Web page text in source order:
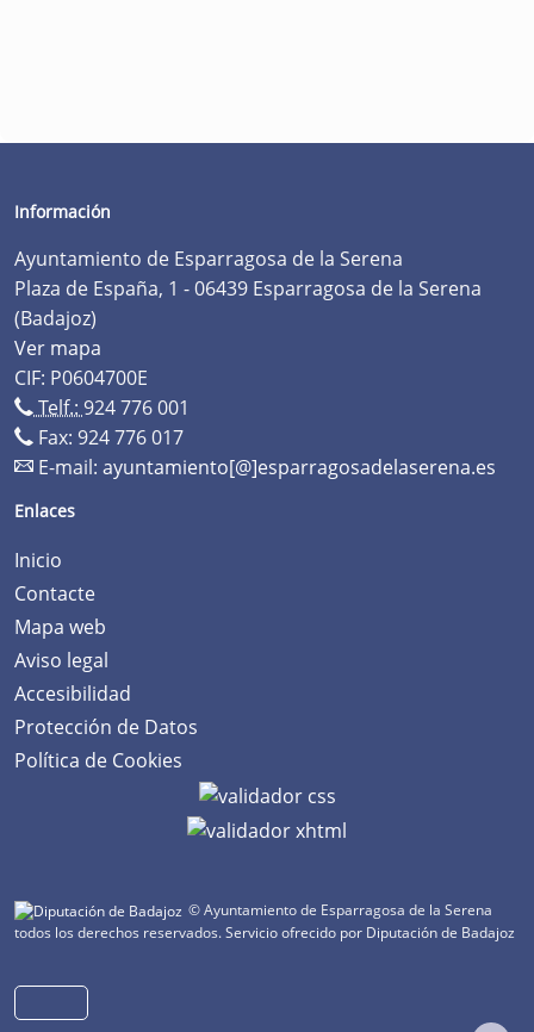
Información
Ayuntamiento de Esparragosa de la Serena
Plaza de España, 1 - 06439 Esparragosa de la Serena
(Badajoz)
Ver mapa
CIF: P0604700E
Telf.: 924 776 001
Fax: 924 776 017
E-mail: ayuntamiento[@]esparragosadelaserena.es
Enlaces
Inicio
Contacte
Mapa web
Aviso legal
Accesibilidad
Protección de Datos
Política de Cookies
© Ayuntamiento de Esparragosa de la Serena
todos los derechos reservados.Servicio ofrecido por Diputación de Badajoz